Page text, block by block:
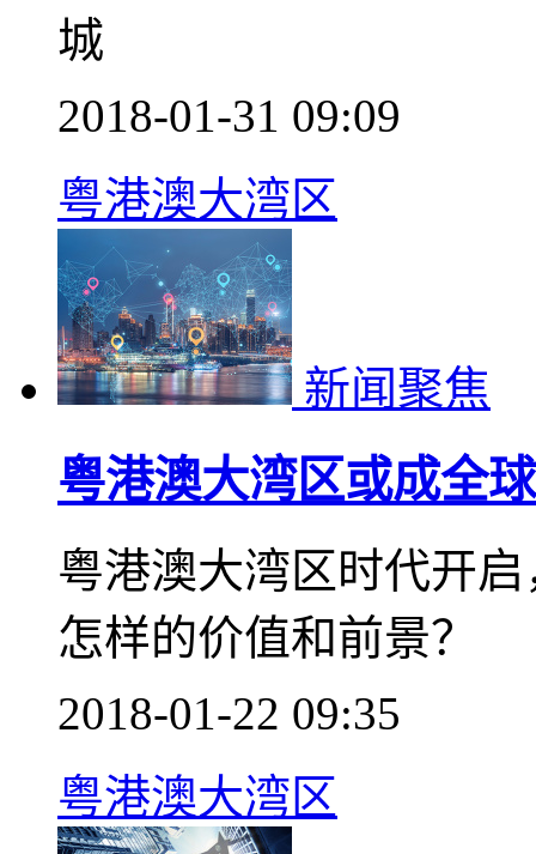
城
2018-01-31 09:09
粤港澳大湾区
新闻聚焦
粤港澳大湾区或成全
粤港澳大湾区时代开
怎样的价值和前景？
2018-01-22 09:35
粤港澳大湾区